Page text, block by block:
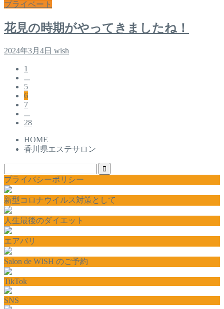
プライベート
花見の時期がやってきましたね！
2024年3月4日 wish
1
...
5
6
7
...
28
HOME
香川県エステサロン
プライバシーポリシー
新型コロナウイルス対策として
人生最後のダイエット
エアバリ
Salon de WISH のご予約
TikTok
SNS